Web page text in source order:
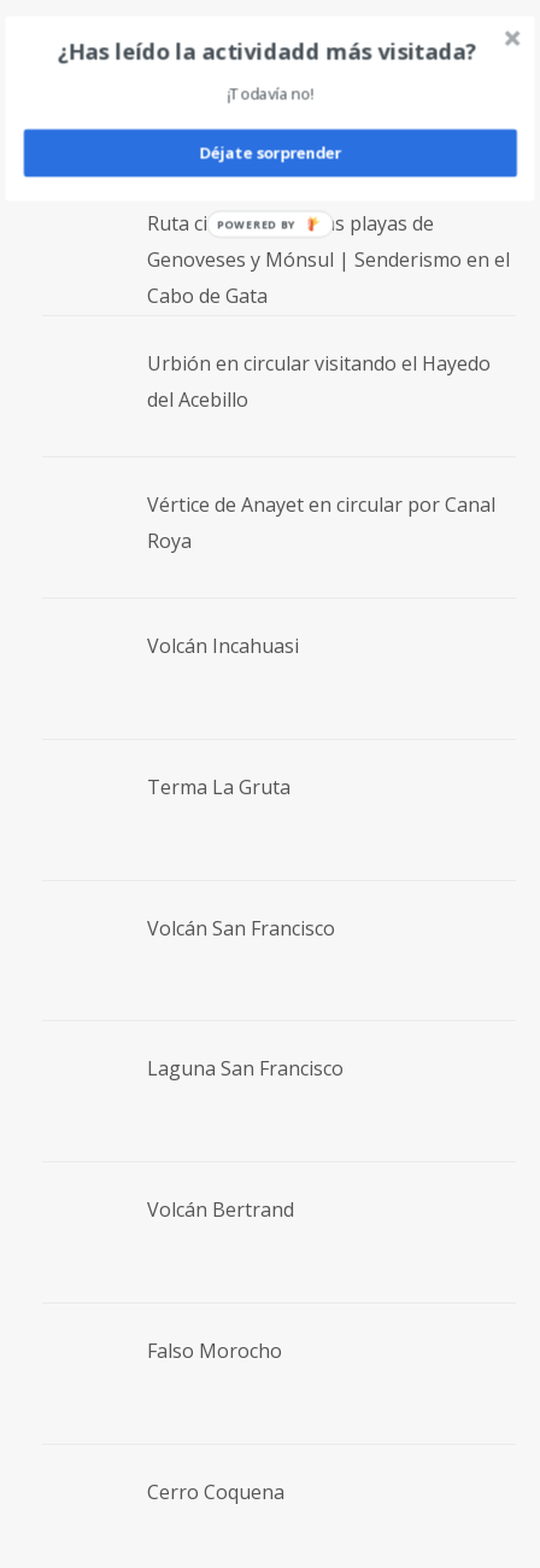
Ascenso a los Picos de la Pez desde el
Ruta circular entre las playas de
Genoveses y Mónsul | Senderismo en el
Cabo de Gata
Urbión en circular visitando el Hayedo
del Acebillo
Vértice de Anayet en circular por Canal
Roya
Volcán Incahuasi
Terma La Gruta
Volcán San Francisco
Laguna San Francisco
Volcán Bertrand
Falso Morocho
Cerro Coquena
¿Has leído la actividadd más visitada?
¡Todavía no!
Déjate sorprender
POWERED BY